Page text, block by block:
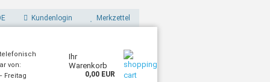
Kundenlogin Merkzettel
von:
Freitag
Ihr
Warenkorb
0,00 EUR